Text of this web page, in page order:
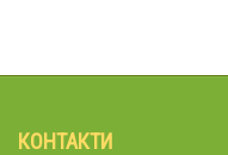
КОНТАКТИ